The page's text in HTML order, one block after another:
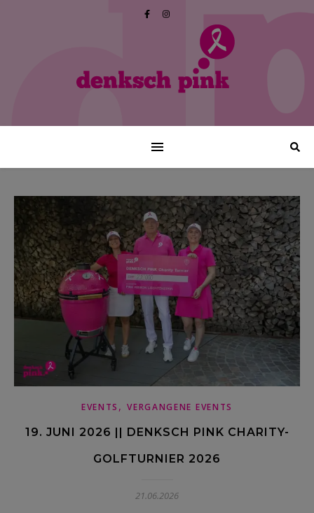
EVENTS ,VERGANGENE EVENTS
19. JUNI 2026 || DENKSCH PINK CHARITY-
GOLFTURNIER 2026
21.06.2026